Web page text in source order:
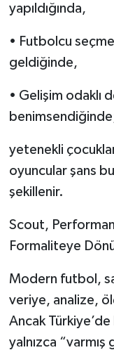
yapıldığında,
• Futbolcu
geldiğinde,
• Gelişim odaklı
yetenekli
oyuncular şans
şekillenir.
Scout,
Formaliteye
Modern futbol,
veriye, analize,
Ancak
yalnızca